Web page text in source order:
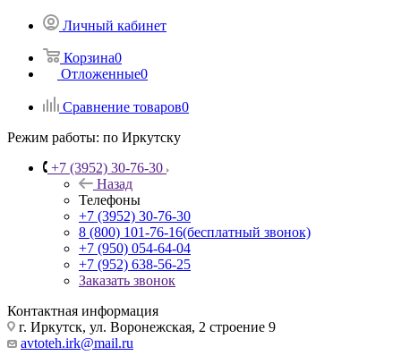
Личный кабинет
Корзина0
Отложенные0
Сравнение товаров0
Режим работы: по Иркутску
+7 (3952) 30-76-30
Назад
Телефоны
+7 (3952) 30-76-30
8 (800) 101-76-16(бесплатный звонок)
+7 (950) 054-64-04
+7 (952) 638-56-25
Заказать звонок
Контактная информация
г. Иркутск, ул. Воронежская, 2 строение 9
avtoteh.irk@mail.ru